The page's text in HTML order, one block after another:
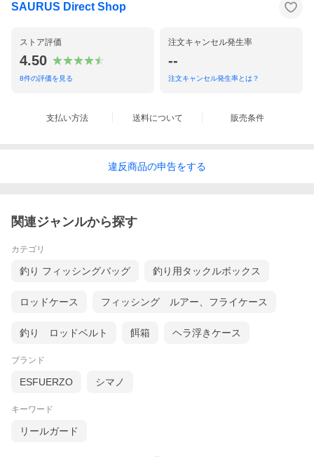
SAURUS Direct Shop
ストア評価
4.50
8件の評価を見る
注文キャンセル発生率
--
注文キャンセル発生率とは？
支払い方法 送料について 販売条件
違反商品の申告をする
関連ジャンルから探す
カテゴリ
釣り フィッシングバッグ 釣り用タックルボックス
ロッドケース フィッシング ルアー、フライケース
釣り ロッドベルト 餌箱 ヘラ浮きケース
ブランド
ESFUERZO シマノ
キーワード
リールガード